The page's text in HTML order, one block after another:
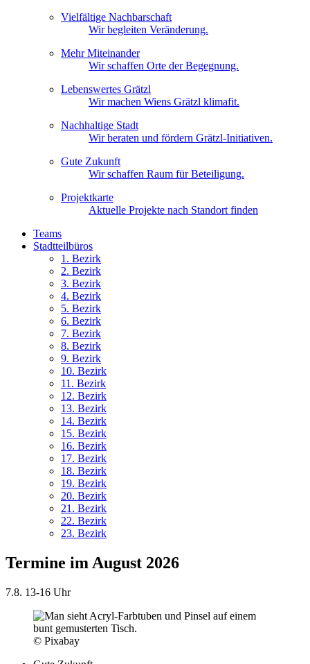
Vielfältige Nachbarschaft
Wir begleiten Veränderung.
Mehr Miteinander
Wir schaffen Orte der Begegnung.
Lebenswertes Grätzl
Wir machen Wiens Grätzl klimafit.
Nachhaltige Stadt
Wir beraten und fördern Grätzl-Initiativen.
Gute Zukunft
Wir schaffen Raum für Beteiligung.
Projektkarte
Aktuelle Projekte nach Standort finden
Teams
Stadtteilbüros
1. Bezirk
2. Bezirk
3. Bezirk
4. Bezirk
5. Bezirk
6. Bezirk
7. Bezirk
8. Bezirk
9. Bezirk
10. Bezirk
11. Bezirk
12. Bezirk
13. Bezirk
14. Bezirk
15. Bezirk
16. Bezirk
17. Bezirk
18. Bezirk
19. Bezirk
20. Bezirk
21. Bezirk
22. Bezirk
23. Bezirk
Termine im August 2026
7.8. 13-16 Uhr
© Pixabay